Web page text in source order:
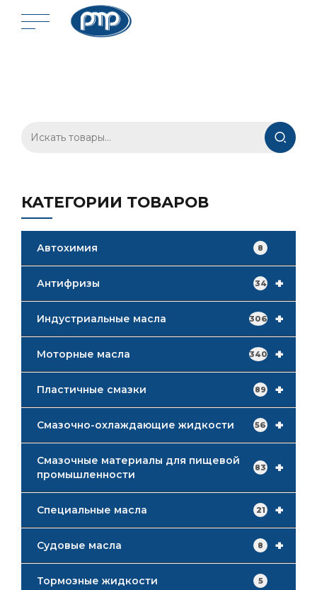
КАТЕГОРИИ ТОВАРОВ
Автохимия 8
+
Антифризы 34
+
Индустриальные масла 306
+
Моторные масла 340
+
Пластичные смазки 89
+
Смазочно-охлаждающие жидкости 56
+
Смазочные материалы для пищевой
промышленности
83
+
Специальные масла 21
+
Судовые масла 8
Тормозные жидкости 5